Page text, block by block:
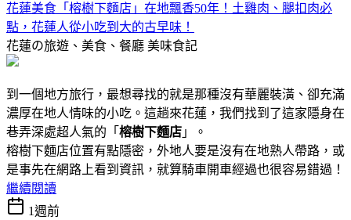
花蓮美食「榕樹下麵店」在地飄香50年！土雞肉、腿扣肉必
點，花蓮人從小吃到大的古早味！
花蓮の旅遊、美食、餐廳 美味食記
到一個地方旅行，最想尋找的就是那種沒有華麗裝潢、卻充滿
濃厚在地人情味的小吃。這趟來花蓮，我們找到了這家隱身在
巷弄深處超人氣的「 榕樹下麵店 」。
榕樹下麵店位置有點隱密，外地人要是沒有在地熟人帶路，或
是事先在網路上看到資訊，就算騎車開車經過也很容易錯過！
繼續閱讀
1週前